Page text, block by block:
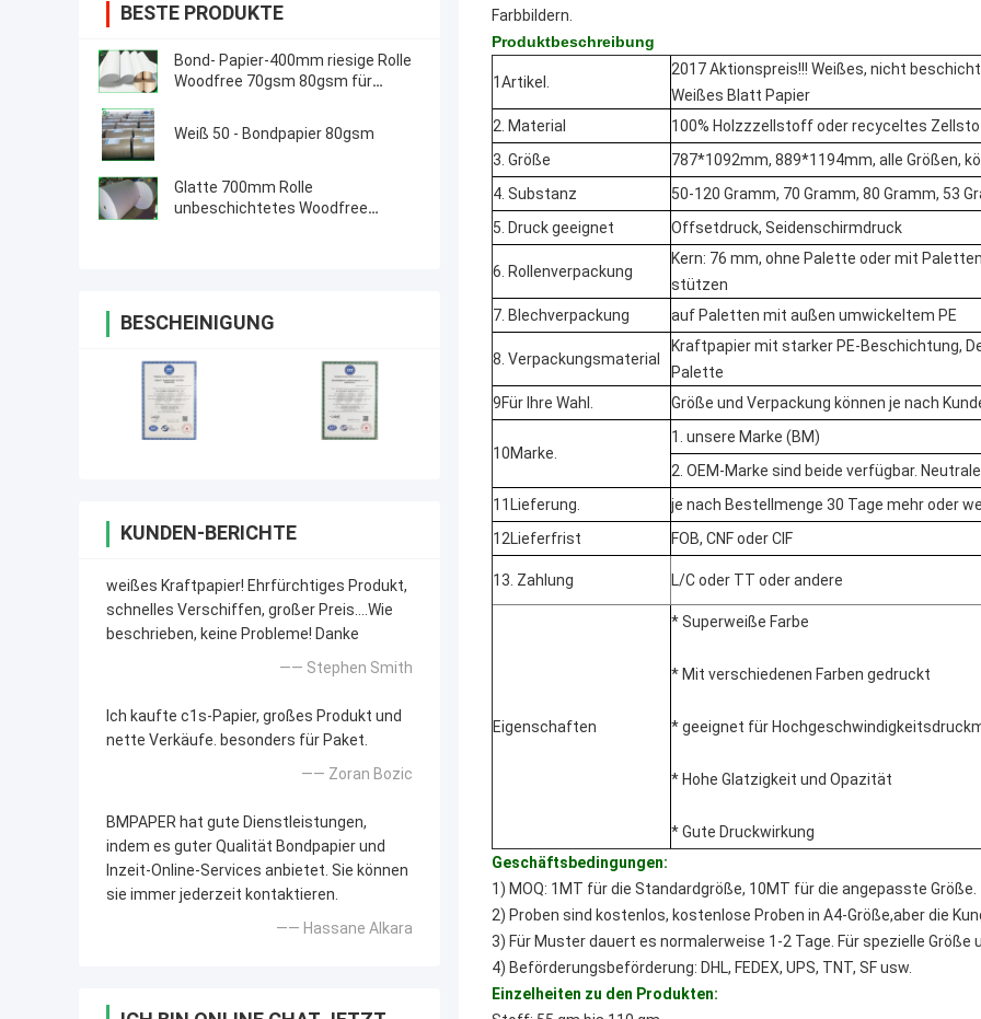
BESTE PRODUKTE
Bond- Papier-400mm riesige Rolle
Woodfree 70gsm 80gsm für
Weiß 50 - Bondpapier 80gsm
Glatte 700mm Rolle
unbeschichtetes Woodfree
BESCHEINIGUNG
KUNDEN-BERICHTE
weißes Kraftpapier! Ehrfürchtiges Produkt,
schnelles Verschiffen, großer Preis….Wie
beschrieben, keine Probleme! Danke
—— Stephen Smith
Ich kaufte c1s-Papier, großes Produkt und
nette Verkäufe. besonders für Paket.
—— Zoran Bozic
BMPAPER hat gute Dienstleistungen,
indem es guter Qualität Bondpapier und
Inzeit-Online-Services anbietet. Sie können
sie immer jederzeit kontaktieren.
—— Hassane Alkara
Farbbildern.
Produktbeschreibung
1Artikel.
2017 Aktionspreis!!! Weißes, nicht
Weißes Blatt Papier
2. Material
100% Holzzzellstoff oder recyceltes
3. Größe
787*1092mm, 889*1194mm, alle Größen,
4. Substanz
50-120 Gramm, 70 Gramm, 80 Gramm, 53
5. Druck geeignet
Offsetdruck, Seidenschirmdruck
6. Rollenverpackung
Kern: 76 mm, ohne Palette oder mit
stützen
7. Blechverpackung
auf Paletten mit außen umwickeltem PE
8. Verpackungsmaterial
Kraftpapier mit starker PE-Beschichtung,
Palette
9Für Ihre Wahl.
Größe und Verpackung können je nach
10Marke.
1. unsere Marke (BM)
2. OEM-Marke sind beide verfügbar.
11Lieferung.
je nach Bestellmenge 30 Tage mehr oder
12Lieferfrist
FOB, CNF oder CIF
13. Zahlung L/C oder TT oder andere
Eigenschaften
* Superweiße Farbe
* Mit verschiedenen Farben gedruckt
* geeignet für
* Hohe Glatzigkeit und Opazität
* Gute Druckwirkung
Geschäftsbedingungen:
1) MOQ: 1MT für die Standardgröße, 10MT für die angepasste Größe.
2) Proben sind kostenlos, kostenlose Proben in A4-Größe,aber die
3) Für Muster dauert es normalerweise 1-2 Tage. Für spezielle Größe
4) Beförderungsbeförderung: DHL, FEDEX, UPS, TNT, SF usw.
Einzelheiten zu den Produkten: